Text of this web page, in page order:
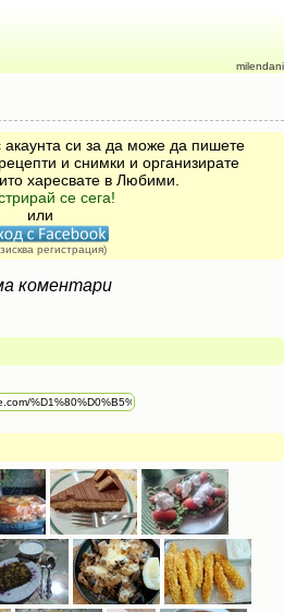
milendani
акаунта си за да може да пишете
и снимки и организирате
харесвате в Любими.
се сега!
или
регистрация)
коментари